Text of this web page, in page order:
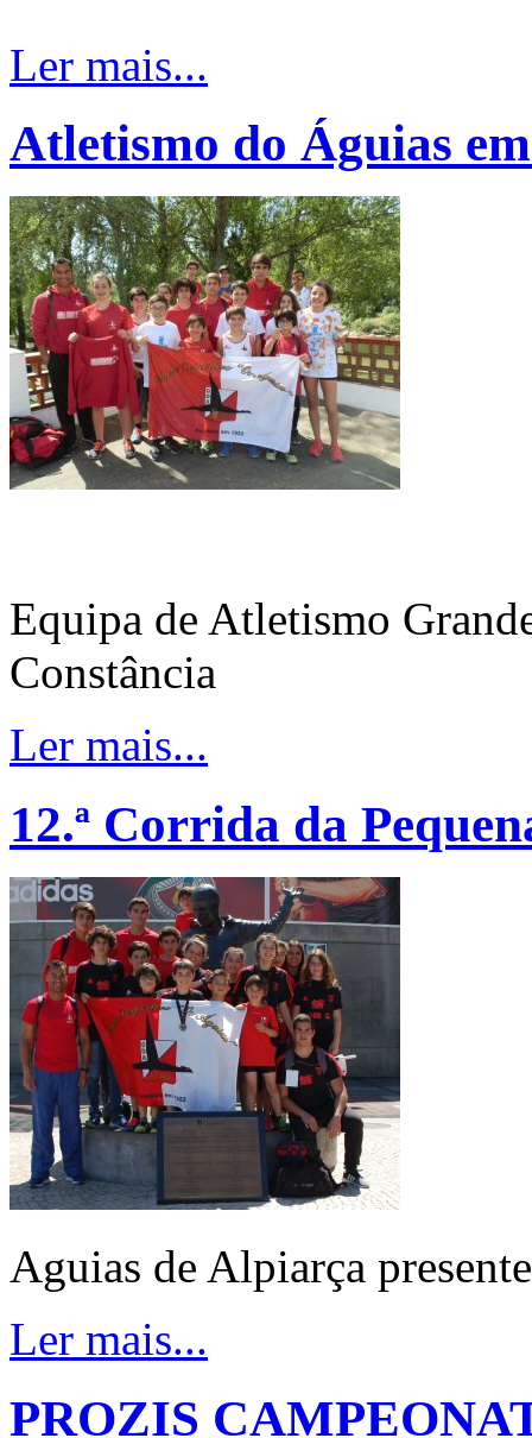
Ler mais...
Atletismo do Águias
Equipa de Atletismo
Constância
Ler mais...
12.ª Corrida da
Aguias de Alpiarça presente
Ler mais...
PROZIS